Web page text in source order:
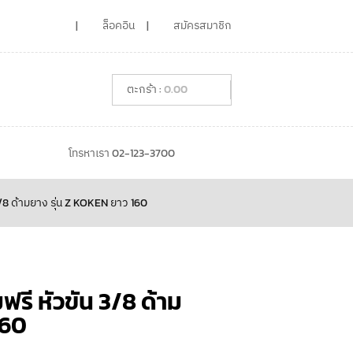
ล็อคอิน สมัครสมาชิก
0.00
โทรหาเรา 02-123-3700
ด้ามยาง รุ่น Z KOKEN ยาว 160
รี หัวขัน 3/8 ด้าม